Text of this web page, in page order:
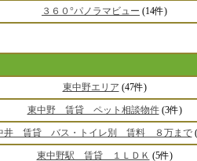
３６０°パノラマビュー (14件)
東中野エリア (47件)
東中野 賃貸 ペット相談物件(3件)
井 賃貸 バス・トイレ別 賃料 ８万まで
東中野駅 賃貸 １ＬＤＫ (5件)